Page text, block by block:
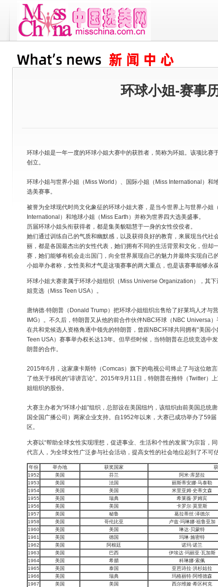
环球小姐-赛事
环球小姐是一年一度的环球小姐大赛中的获胜者，简称为环姐。该项比赛
创立。
环球小姐与世界小姐（Miss World）、国际小姐（Miss International）和
选美赛事。
被誉为全球现代时尚文化象征的环球小姐大赛，是当今世界上与世界小姐
International）和地球小姐（Miss Earth）并称为世界四大选美盛事。
历届环球小姐头衔获得者，都是集美貌聪慧于一身的女性佼佼者。
她们通过训练自己的气质和幽默感，以及获得良好的教育，来展现当代社
丽，都是各国最杰出的女性代表，她们拥有不同的生活背景和文化，但却
赛，她们能够有机会走出国门，向全世界展现自己的魅力并最终实现自己
小姐举办者称，女性美和才气是这项赛事的两大重点，也是该赛事能够永
环球小姐大赛隶属于环球小姐组织（Miss Universe Organization），其
姐竞选（Miss Teen USA）。
唐纳德·特朗普（Donald Trump）把环球小姐组织出售给了好莱坞人才与
IMG）。不久后，特朗普又从他的前合作伙伴NBC环球（NBC Universa
在共和党候选人资格角逐中领先的特朗普，曾跟NBC环球共同拥有“美国
Teen USA）赛事举办权长达13年。但早些时候，当特朗普在总统竞选中
朗普的合作。
2015年6月，这家康卡斯特（Comcas）旗下的电视公司终止了与这位敢
了他关于移民的“诽谤言论”。2015年9月11日，特朗普在推特（Twitter）
姐组织的股份。
大赛主办者为“环球小姐”组织，总部设在美国纽约，该组织由前美国总统
国全国广播公司）两家企业支持。自1952年以来，大赛已成功举办了59
区。
大赛以“帮助全球女性实现理想，促进事业、生活和个性的发展”为宗旨，
代言人，为全球女性广泛参与社会活动，提高女性的社会地位起到了不可
年份 举办地 获奖国家
1952
美国 芬兰
阿米·库瑟拉
1953
美国 法国
丽斯蒂安娜·马泰勒
1954
美国 美国
米里亚姆·史蒂文森
1955
美国 瑞典
希莱薇·罗姆宾
1956
美国 美国
卡罗尔·莫里斯
1957
美国 秘鲁
葛拉蒂丝·泽德尔
1958
美国 哥伦比亚
卢兹·玛琳娜·祖鲁亚加
1960
美国 美国
琳达·贝蒙特
1961
美国 德国
玛琳·施密特
1962
美国 阿根廷
诺玛·诺兰
1963
美国 巴西
伊埃达·玛丽亚·瓦加斯
1964
美国 希腊
科琳娜·索佩
1965
美国 泰国
亚芭诗拉·洪杉姑拉
1966
美国 瑞典
玛格丽特·阿维德森
1967
美国 美国
西尔维娅·希区柯克